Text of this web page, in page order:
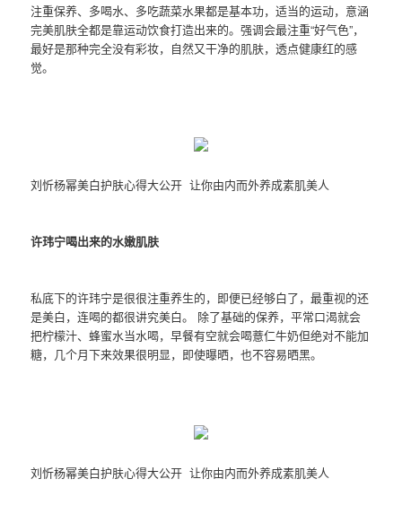
注重保养、多喝水、多吃蔬菜水果都是基本功，适当的运动，意涵
完美肌肤全都是靠运动饮食打造出来的。强调会最注重“好气色”，
最好是那种完全没有彩妆，自然又干净的肌肤，透点健康红的感
觉。
刘忻杨幂美白护肤心得大公开 让你由内而外养成素肌美人
许玮宁喝出来的水嫩肌肤
私底下的许玮宁是很很注重养生的，即便已经够白了，最重视的还
是美白，连喝的都很讲究美白。 除了基础的保养，平常口渴就会
把柠檬汁、蜂蜜水当水喝，早餐有空就会喝薏仁牛奶但绝对不能加
糖，几个月下来效果很明显，即使曝晒，也不容易晒黑。
刘忻杨幂美白护肤心得大公开 让你由内而外养成素肌美人